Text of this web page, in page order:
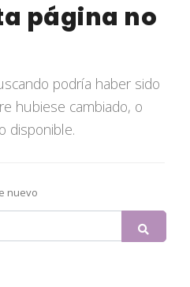
página no
podría haber sido
hubiese cambiado, o
disponible.
nuevo